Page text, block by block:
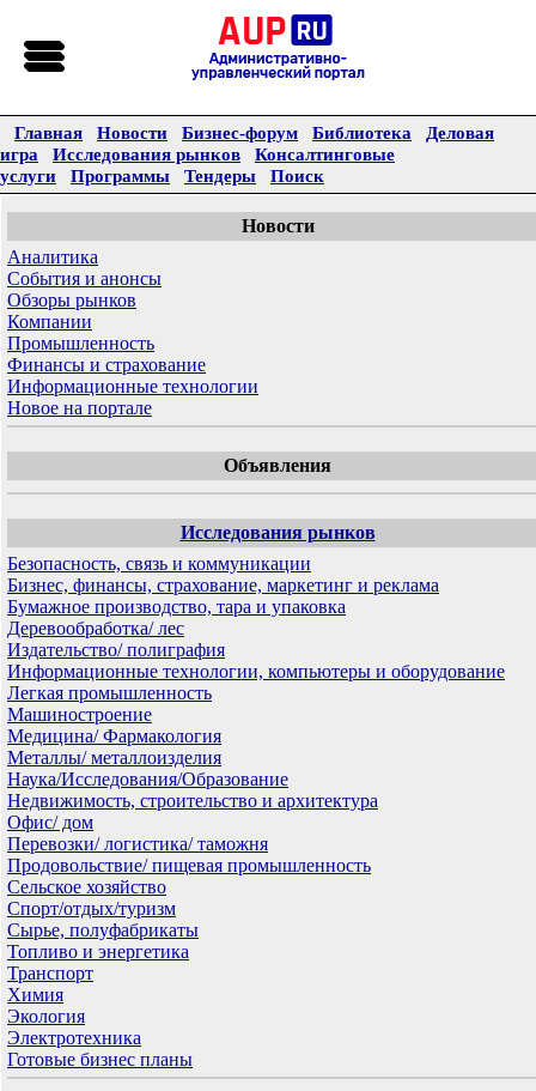
Главная Новости Бизнес-форум Библиотека
Деловая
игра
Исследования рынков
Консалтинговые
услуги
Программы Тендеры Поиск
Новости
Аналитика
События и анонсы
Обзоры рынков
Компании
Промышленность
Финансы и страхование
Информационные технологии
Новое на портале
Объявления
Исследования рынков
Безопасность, связь и коммуникации
Бизнес, финансы, страхование, маркетинг и реклама
Бумажное производство, тара и упаковка
Деревообработка/ лес
Издательство/ полиграфия
Информационные технологии, компьютеры и оборудование
Легкая промышленность
Машиностроение
Медицина/ Фармакология
Металлы/ металлоизделия
Наука/Исследования/Образование
Недвижимость, строительство и архитектура
Офис/ дом
Перевозки/ логистика/ таможня
Продовольствие/ пищевая промышленность
Сельское хозяйство
Спорт/отдых/туризм
Сырье, полуфабрикаты
Топливо и энергетика
Транспорт
Химия
Экология
Электротехника
Готовые бизнес планы